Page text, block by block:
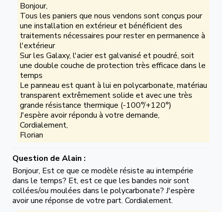
Bonjour,
Tous les paniers que nous vendons sont conçus pour
une installation en extérieur et bénéficient des
traitements nécessaires pour rester en permanence à
l'extérieur
Sur les Galaxy, l'acier est galvanisé et poudré, soit
une double couche de protection très efficace dans le
temps
Le panneau est quant à lui en polycarbonate, matériau
transparent extrêmement solide et avec une très
grande résistance thermique (-100°/+120°)
J'espère avoir répondu à votre demande,
Cordialement,
Florian
Question de Alain :
Bonjour, Est ce que ce modèle résiste au intempérie
dans le temps? Et, est ce que les bandes noir sont
collées/ou moulées dans le polycarbonate? J'espère
avoir une réponse de votre part. Cordialement.